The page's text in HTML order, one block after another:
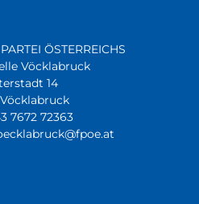
ÖSTERREICHS
Vöcklabruck
14
7672 72363